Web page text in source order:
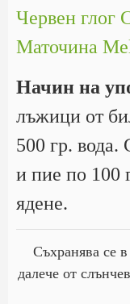
Червен глог
Маточина
Начин на
лъжици от
500 гр.
и пие по 100
ядене.
Съхранява се
далече от